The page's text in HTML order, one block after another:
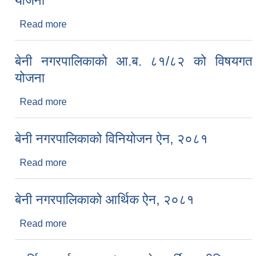
Read more
बेनी नगरपालिकाको आ.ब. ८१/८२ को विषयगत
योजना
Read more
बेनी नगरपालिकाको विनियोजन ऐन, २०८१
Read more
बेनी नगरपालिकाको आर्थिक ऐन, २०८१
Read more